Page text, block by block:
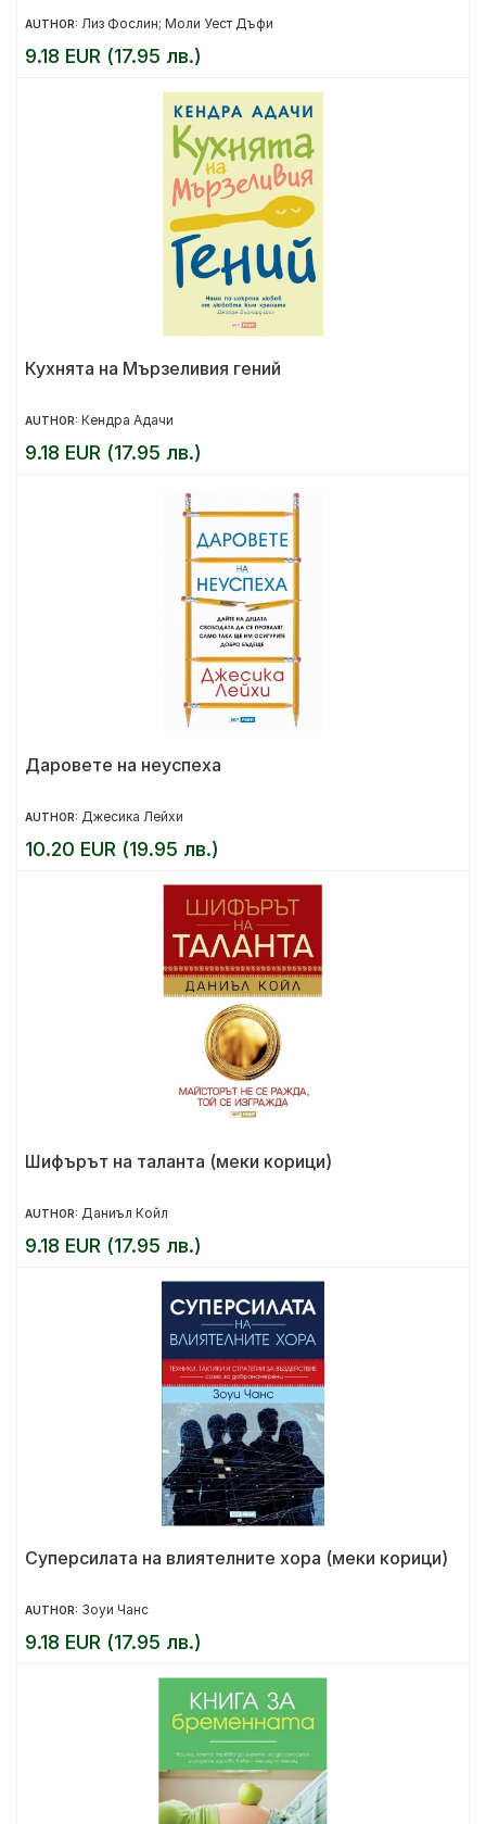
AUTHOR: Лиз Фослин; Моли Уест Дъфи
9.18 EUR (17.95 лв.)
Кухнята на Мързеливия гений
AUTHOR: Кендра Адачи
9.18 EUR (17.95 лв.)
Даровете на неуспеха
AUTHOR: Джесика Лейхи
10.20 EUR (19.95 лв.)
Шифърът на таланта (меки корици)
AUTHOR: Даниъл Койл
9.18 EUR (17.95 лв.)
Суперсилата на влиятелните хора (меки корици)
AUTHOR: Зоуи Чанс
9.18 EUR (17.95 лв.)